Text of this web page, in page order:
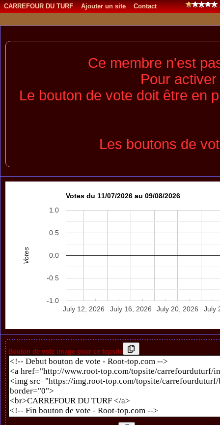
CARREFOUR DU TURF Ajouter un site Contact
Ce membre n'est
Pour
Le bouton de vote doit être en
Les boutons de
Votes du 11/07/2026 au 09/08/2026
July 12, 2026 July 16, 2026 July 20, 2026 July
-1.0
-0.5
0.0
0.5
1.0
Votes
Bouton de vote image pour ce topsite